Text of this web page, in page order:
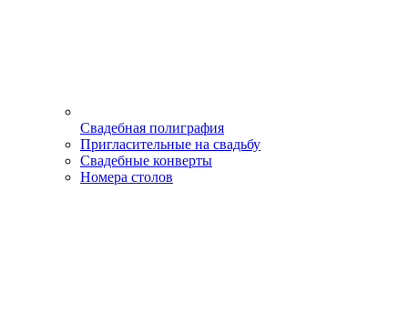
Свадебная полиграфия
Пригласительные на свадьбу
Свадебные конверты
Номера столов